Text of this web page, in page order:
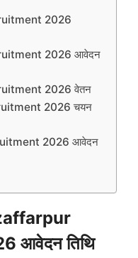
2026
2026 आवेदन
2026 वेतन
2026 चयन
2026 आवेदन
आवेदन तिथि